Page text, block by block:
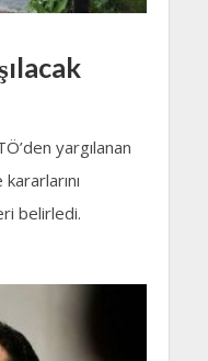
yargılanan
belirledi.